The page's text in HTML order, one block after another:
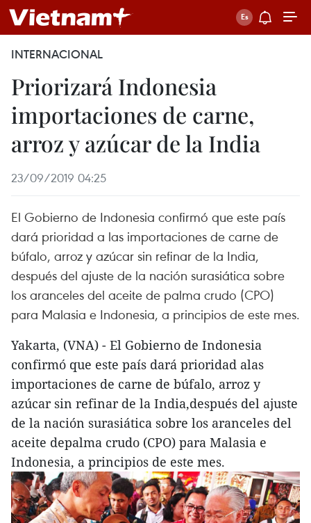
INTERNACIONAL
Priorizará Indonesia
importaciones de carne,
arroz y azúcar de la India
23/09/2019 04:25
El Gobierno de Indonesia confirmó que este país
dará prioridad a las importaciones de carne de
búfalo, arroz y azúcar sin refinar de la India,
después del ajuste de la nación surasiática sobre
los aranceles del aceite de palma crudo (CPO)
para Malasia e Indonesia, a principios de este mes.
Yakarta, (VNA) - El Gobierno de Indonesia
confirmó que este país dará prioridad alas
importaciones de carne de búfalo, arroz y
azúcar sin refinar de la India,después del ajuste
de la nación surasiática sobre los aranceles del
aceite depalma crudo (CPO) para Malasia e
Indonesia, a principios de este mes.